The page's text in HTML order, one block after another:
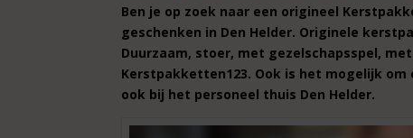
Ben je op zoek naar een origineel
geschenken in Den Helder. Originele
Duurzaam, stoer, met gezelschapsspel,
Kerstpakketten123. Ook is het mogelijk
ook bij het personeel thuis Den Helder.